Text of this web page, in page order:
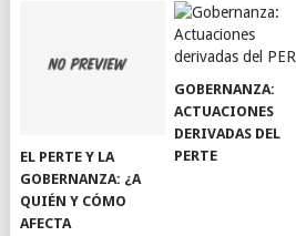
EL PERTE Y LA
GOBERNANZA: ¿A
QUIÉN Y CÓMO
AFECTA
GOBERNANZA:
ACTUACIONES
DERIVADAS DEL
PERTE